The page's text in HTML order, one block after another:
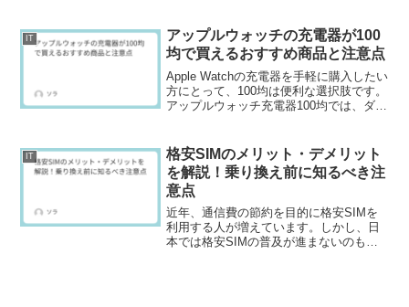
IT
アップルウォッチの充電器が100
均で買えるおすすめ商品と注意点
Apple Watchの充電器を手軽に購入したい
方にとって、100均は便利な選択肢です。
アップルウォッチ充電器100均では、ダイ
は、USBポートに直接接続するタイプ...
IT
格安SIMのメリット・デメリット
を解説！乗り換え前に知るべき注
意点
近年、通信費の節約を目的に格安SIMを
利用する人が増えています。しかし、日
本では格安SIMの普及が進まないのも事